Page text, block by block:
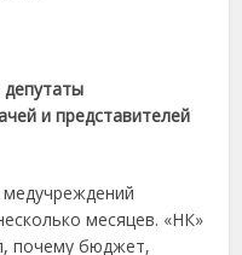
и представителей
месяцев. «НК»
почему бюджет,